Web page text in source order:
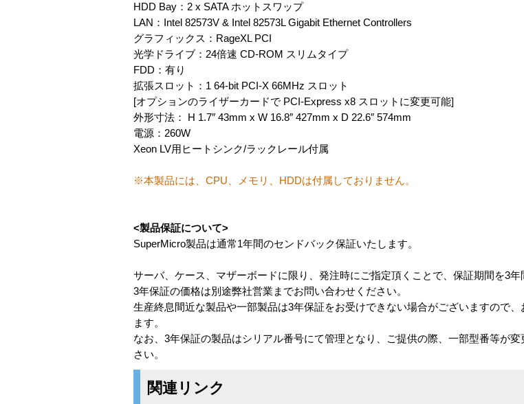
HDD Bay：2 x SATA ホットスワップ
LAN：Intel 82573V & Intel 82573L Gigabit Ethernet Controllers
グラフィックス：RageXL PCI
光学ドライブ：24倍速 CD-ROM スリムタイプ
FDD：有り
拡張スロット：1 64-bit PCI-X 66MHz スロット
[オプションのライザーカードで PCI-Express x8 スロットに変更可能]
外形寸法： H 1.7″ 43mm x W 16.8″ 427mm x D 22.6″ 574mm
電源：260W
Xeon LV用ヒートシンク/ラックレール付属
※本製品には、CPU、メモリ、HDDは付属しておりません。
<製品保証について>
SuperMicro製品は通常1年間のセンドバック保証いたします。
サーバ、ケース、マザーボードに限り、発注時にご指定頂くことで、保証期間を3年
3年保証の価格は別途弊社営業までお問い合わせください。
生産終息間近な製品や一部製品は3年保証をお受けできない場合がございますので
ます。
なお、3年保証の製品はシリアル番号にて管理となり、ご提供の際、一部型番等が
さい。
関連リンク